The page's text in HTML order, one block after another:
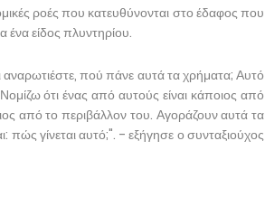
ροές που κατευθύνονται στο έδαφος που
ένα είδος πλυντηρίου.
πού πάνε αυτά τα χρήματα; Αυτό
ότι ένας από αυτούς είναι κάποιος από
από το περιβάλλον του. Αγοράζουν αυτά τα
πώς γίνεται αυτό;". - εξήγησε ο συνταξιούχος